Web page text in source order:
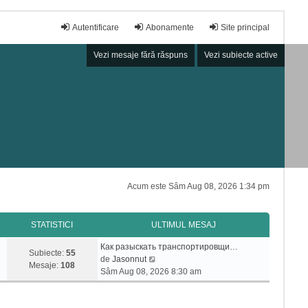
Site principal
Abonamente
Autentificare
Vezi mesaje fără răspuns Vezi subiecte active
Acum este Sâm Aug 08, 2026 1:34 pm
STATISTICI ULTIMUL MESAJ
Subiecte: 55
Mesaje:108
Как разыскать транспортировщи…
de Jasonnut
e
z
Sâm Aug 08, 2026 8:30 am